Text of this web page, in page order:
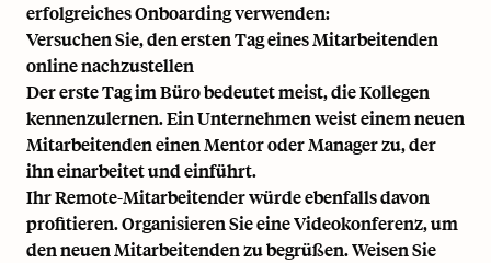
erfolgreiches Onboarding verwenden:
Versuchen Sie, den ersten Tag eines Mitarbeitenden
online nachzustellen
Der erste Tag im Büro bedeutet meist, die Kollegen
kennenzulernen. Ein Unternehmen weist einem neuen
Mitarbeitenden einen Mentor oder Manager zu, der
ihn einarbeitet und einführt.
Ihr Remote-Mitarbeitender würde ebenfalls davon
profitieren. Organisieren Sie eine Videokonferenz, um
den neuen Mitarbeitenden zu begrüßen. Weisen Sie